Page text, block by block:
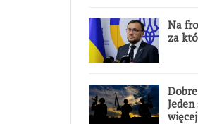
Na
za